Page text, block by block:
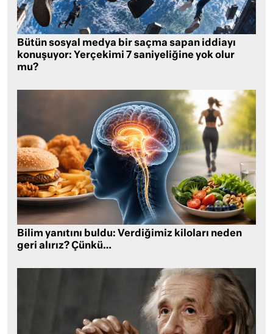
Bütün sosyal medya bir saçma sapan iddiayı
konuşuyor: Yerçekimi 7 saniyeliğine yok olur
mu?
Bilim yanıtını buldu: Verdiğimiz kiloları neden
geri alırız? Çünkü…